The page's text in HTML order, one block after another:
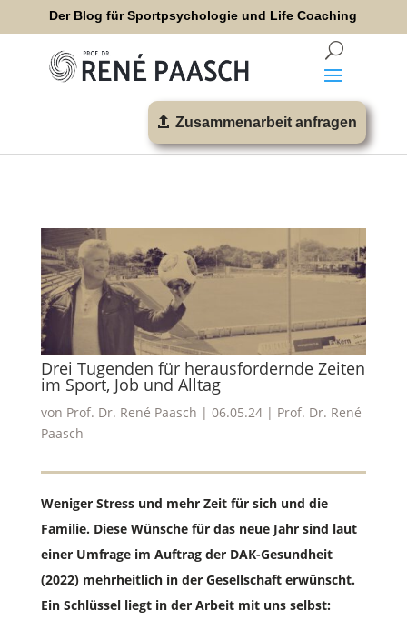
Der Blog für Sportpsychologie und Life Coaching
Zusammenarbeit anfragen
Drei Tugenden für herausfordernde Zeiten
im Sport, Job und Alltag
von Prof. Dr. René Paasch | 06.05.24| Prof. Dr. René
Paasch
Weniger Stress und mehr Zeit für sich und die
Familie. Diese Wünsche für das neue Jahr sind laut
einer Umfrage im Auftrag der DAK-Gesundheit
(2022) mehrheitlich in der Gesellschaft erwünscht.
Ein Schlüssel liegt in der Arbeit mit uns selbst: